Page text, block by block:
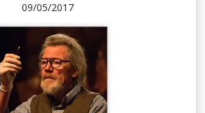
09/05/2017